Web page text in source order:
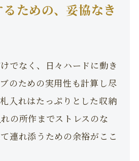
ための、妥協なき
でなく、日々ハードに動き
のための実用性も計算し尽
入れはたっぷりとした収納
の所作までストレスのな
連れ添うための余裕がここ